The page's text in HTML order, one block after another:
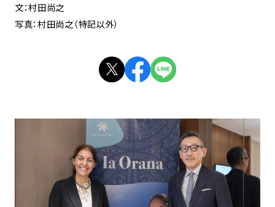
文：村田尚之
写真：村田尚之（特記以外）